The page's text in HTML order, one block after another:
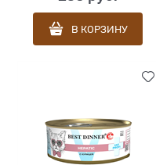
В КОРЗИНУ